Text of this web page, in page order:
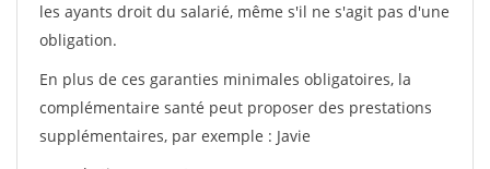
les ayants droit du salarié, même s'il ne s'agit pas d'une
obligation.
En plus de ces garanties minimales obligatoires, la
complémentaire santé peut proposer des prestations
supplémentaires, par exemple : Javie